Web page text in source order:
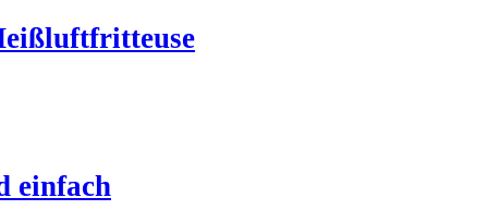
einfach